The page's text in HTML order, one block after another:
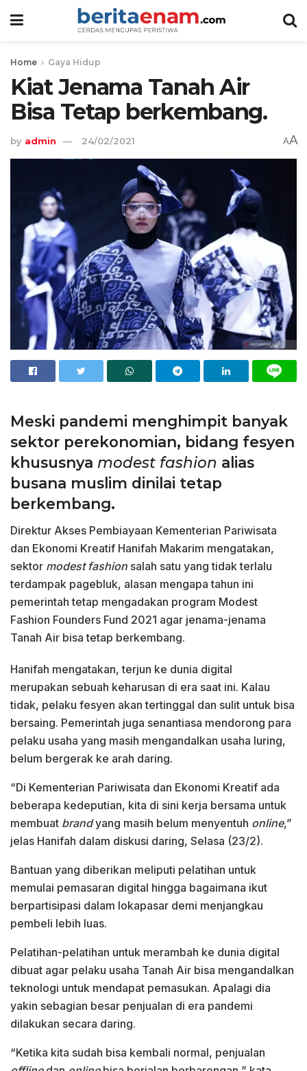
Home Gaya Hidup
Kiat Jenama Tanah Air
Bisa Tetap berkembang.
by admin 24/02/2021 AA
Meski pandemi menghimpit banyak
sektor perekonomian, bidang fesyen
khususnya modest fashion alias
busana muslim dinilai tetap
berkembang.
Direktur Akses Pembiayaan Kementerian Pariwisata
dan Ekonomi Kreatif Hanifah Makarim mengatakan,
sektor modest fashion salah satu yang tidak terlalu
terdampak pagebluk, alasan mengapa tahun ini
pemerintah tetap mengadakan program Modest
Fashion Founders Fund 2021 agar jenama-jenama
Tanah Air bisa tetap berkembang.
Hanifah mengatakan, terjun ke dunia digital
merupakan sebuah keharusan di era saat ini. Kalau
tidak, pelaku fesyen akan tertinggal dan sulit untuk bisa
bersaing. Pemerintah juga senantiasa mendorong para
pelaku usaha yang masih mengandalkan usaha luring,
belum bergerak ke arah daring.
“Di Kementerian Pariwisata dan Ekonomi Kreatif ada
beberapa kedeputian, kita di sini kerja bersama untuk
membuat brandyang masih belum menyentuh online,”
jelas Hanifah dalam diskusi daring, Selasa (23/2).
Bantuan yang diberikan meliputi pelatihan untuk
memulai pemasaran digital hingga bagaimana ikut
berpartisipasi dalam lokapasar demi menjangkau
pembeli lebih luas.
Pelatihan-pelatihan untuk merambah ke dunia digital
dibuat agar pelaku usaha Tanah Air bisa mengandalkan
teknologi untuk mendapat pemasukan. Apalagi dia
yakin sebagian besar penjualan di era pandemi
dilakukan secara daring.
“Ketika kita sudah bisa kembali normal, penjualan